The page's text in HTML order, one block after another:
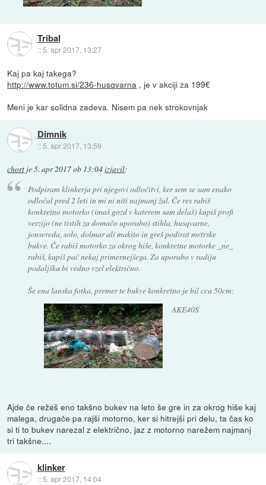
Tribal
::5. apr 2017, 13:27
Kaj pa kaj takega?
http://www.totum.si/236-husqvarna , je v akciji za 199€
Meni je kar solidna zadeva. Nisem pa nek strokovnjak
Dimnik
:: 5. apr 2017, 13:59
chort je5. apr 2017 ob 13:04izjavil:
Podpiram klinkerja pri njegovi odločitvi, ker sem se sam enako
odločal pred 2 leti in mi ni niti najmanj žal. Če res rabiš
konkretno motorko (imaš gozd v katerem sam delaš) kupiš profi
verzijo (ne tistih za domačo uporabo) stihla, husqvarne,
jonsereda, solo, dolmar ali makito in greš podirat metrske
bukve. Če rabiš motorko za okrog hiše, konkretne motorke _ne_
rabiš, kupiš pač nekaj primernejšega. Za uporabo v radiju
podaljška bi vedno vzel električno.
Še ena lanska fotka, premer te bukve konkretno je bil cca 50cm:
AKE40S
Ajde če režeš eno takšno bukev na leto še gre in za okrog hiše kaj
malega, drugače pa rajši motorno, ker si hitrejši pri delu, ta čas ko
si ti to bukev narezal z električno, jaz z motorno narežem najmanj
tri takšne....
klinker
::5. apr 2017, 14:04